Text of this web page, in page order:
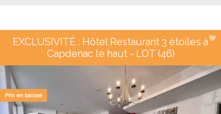
EXCLUSIVITÉ : Hôtel Restaurant 3 étoiles à
Capdenac le haut - LOT (46)
Prix en baisse